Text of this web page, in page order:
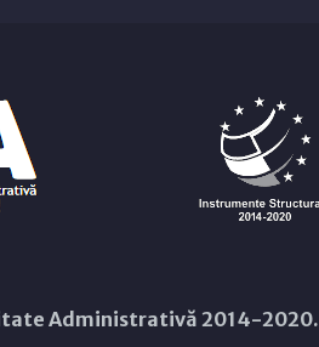
Administrativă 2014-2020.